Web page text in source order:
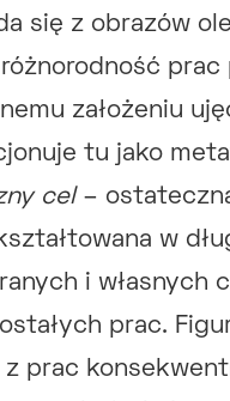
się z obrazów
założeniu
tu jako
cel–
w
i własnych
prac.
z prac